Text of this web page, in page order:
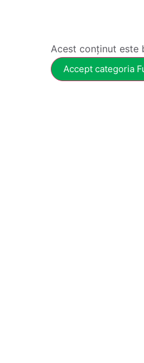
Acest conținut este
Accept categoria